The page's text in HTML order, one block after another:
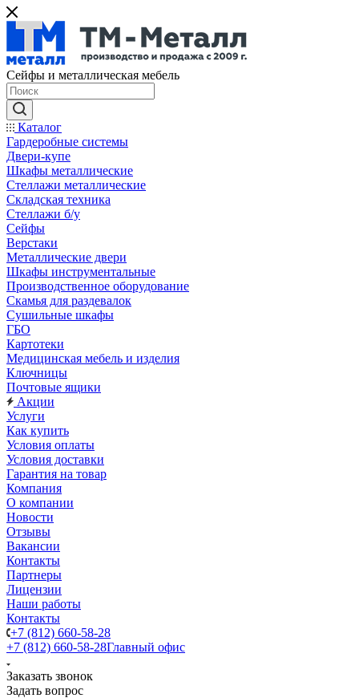
Сейфы и металлическая мебель
Каталог
Гардеробные системы
Двери-купе
Шкафы металлические
Стеллажи металлические
Складская техника
Стеллажи б/у
Сейфы
Верстаки
Металлические двери
Шкафы инструментальные
Производственное оборудование
Скамья для раздевалок
Сушильные шкафы
ГБО
Картотеки
Медицинская мебель и изделия
Ключницы
Почтовые ящики
Акции
Услуги
Как купить
Условия оплаты
Условия доставки
Гарантия на товар
Компания
О компании
Новости
Отзывы
Вакансии
Контакты
Партнеры
Лицензии
Наши работы
Контакты
+7 (812) 660-58-28
+7 (812) 660-58-28Главный офис
Заказать звонок
Задать вопрос